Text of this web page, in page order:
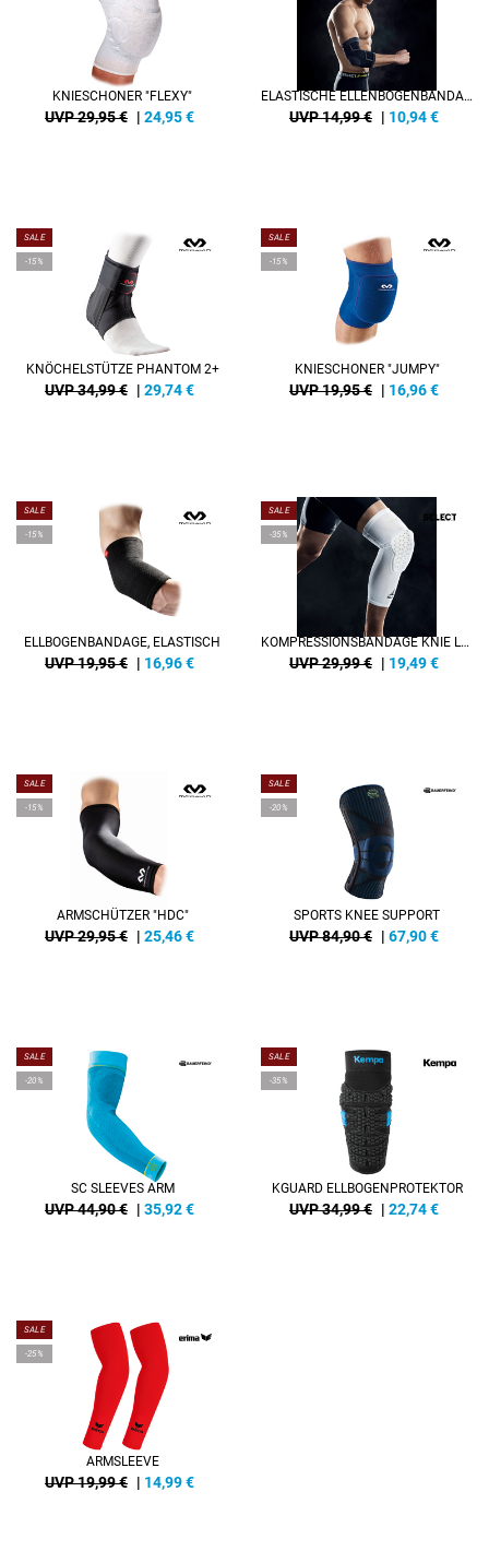
KNIESCHONER "FLEXY"
UVP 29,95 € | 24,95€
ELASTISCHE ELLENBOGENBANDAGE
UVP 14,99 € | 10,94€
SALE
-15%
KNÖCHELSTÜTZE PHANTOM 2+
UVP 34,99 € | 29,74€
SALE
-15%
KNIESCHONER "JUMPY"
UVP 19,95 € | 16,96€
SALE
-15%
ELLBOGENBANDAGE, ELASTISCH
UVP 19,95 € | 16,96€
SALE
-35%
KOMPRESSIONSBANDAGE KNIE LANG V23
UVP 29,99 € | 19,49€
SALE
-15%
ARMSCHÜTZER "HDC"
UVP 29,95 € | 25,46€
SALE
-20%
SPORTS KNEE SUPPORT
UVP 84,90 € | 67,90€
SALE
-20%
SC SLEEVES ARM
UVP 44,90 € | 35,92€
SALE
-35%
KGUARD ELLBOGENPROTEKTOR
UVP 34,99 € | 22,74€
SALE
-25%
ARMSLEEVE
UVP 19,99 € | 14,99€